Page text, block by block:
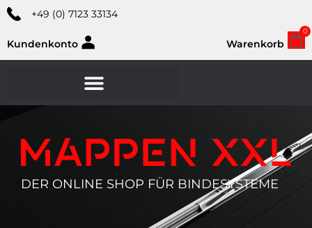
+49 (0) 7123 33134
Kundenkonto Warenkorb
0
DER ONLINE SHOP FÜR BINDESYSTEME